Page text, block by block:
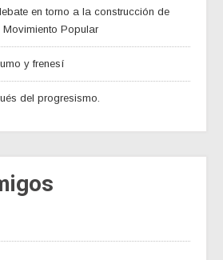
en torno a la construcción de
Popular
y frenesí
del progresismo.